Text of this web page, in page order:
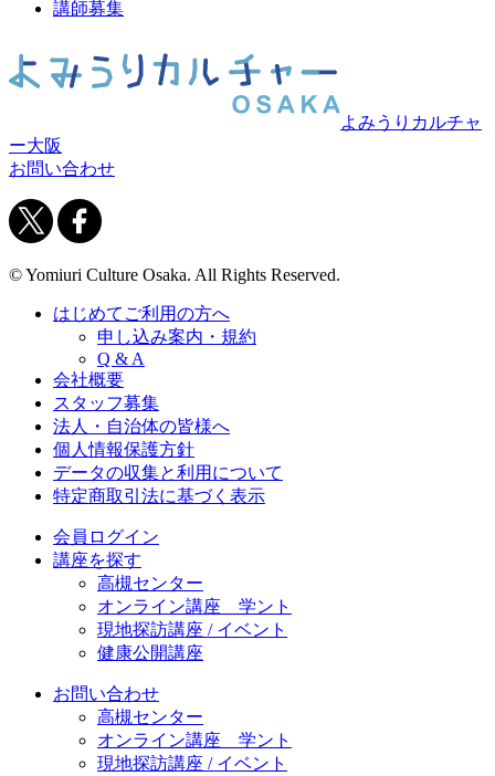
講師募集
よみうりカルチャ
ー大阪
お問い合わせ
© Yomiuri Culture Osaka. All Rights Reserved.
はじめてご利用の方へ
申し込み案内・規約
Q & A
会社概要
スタッフ募集
法人・自治体の皆様へ
個人情報保護方針
データの収集と利用について
特定商取引法に基づく表示
会員ログイン
講座を探す
高槻センター
オンライン講座 学ント
現地探訪講座 / イベント
健康公開講座
お問い合わせ
高槻センター
オンライン講座 学ント
現地探訪講座 / イベント